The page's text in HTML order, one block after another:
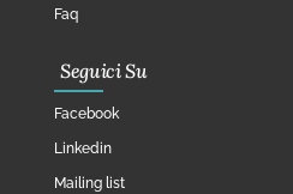
Faq
Seguici Su
Facebook
Linkedin
Mailing list